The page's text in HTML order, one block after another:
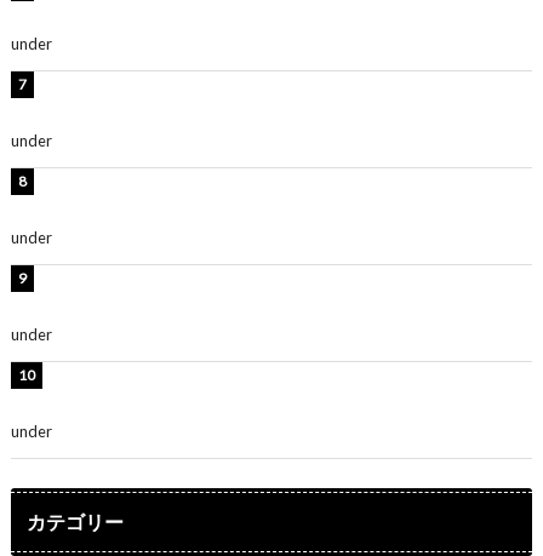
under
under
under
under
under
カテゴリー